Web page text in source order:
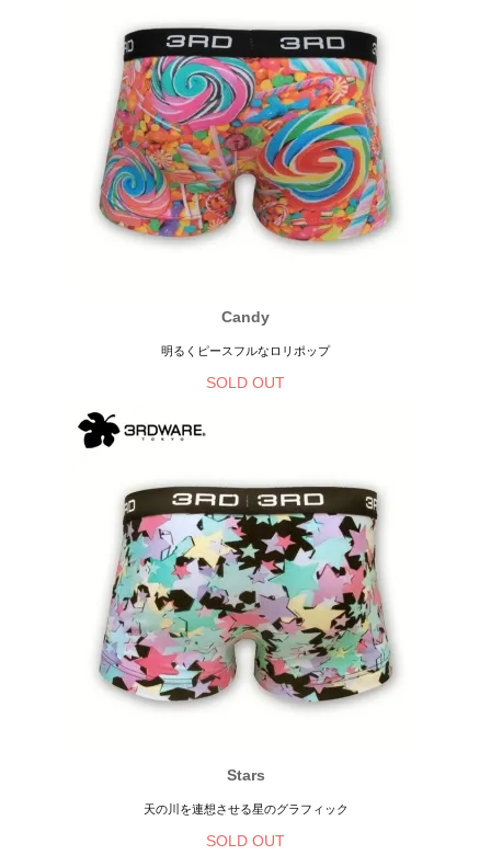
Candy
明るくピースフルなロリポップ
SOLD OUT
Stars
天の川を連想させる星のグラフィック
SOLD OUT